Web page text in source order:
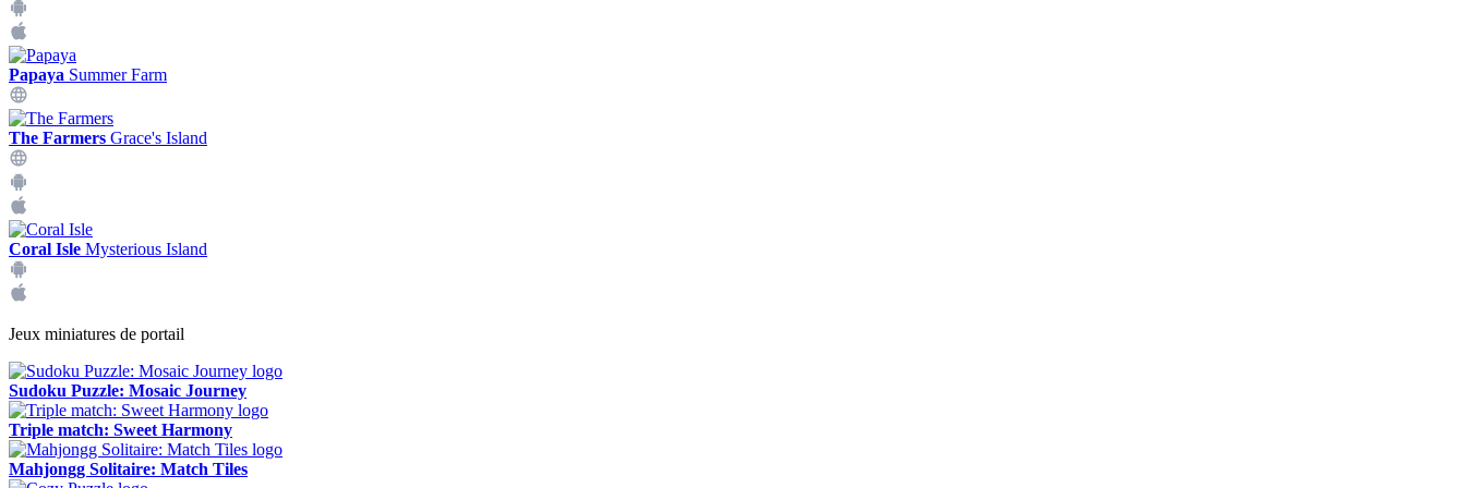
Papaya Summer Farm
The Farmers Grace's Island
Coral Isle Mysterious Island
Jeux miniatures de portail
Sudoku Puzzle: Mosaic Journey
Triple match: Sweet Harmony
Mahjongg Solitaire: Match Tiles